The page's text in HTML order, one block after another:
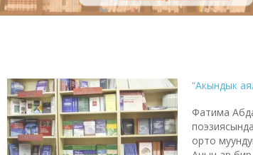
“Акындык
Фатима
поэзиясында
орто